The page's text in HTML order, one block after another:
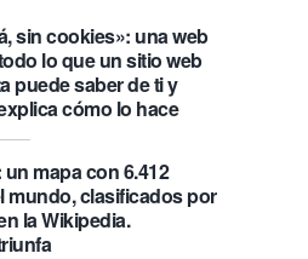
sin cookies»: una web
lo que un sitio web
puede saber de ti y
cómo lo hace
mapa con 6.412
mundo, clasificados por
la Wikipedia.